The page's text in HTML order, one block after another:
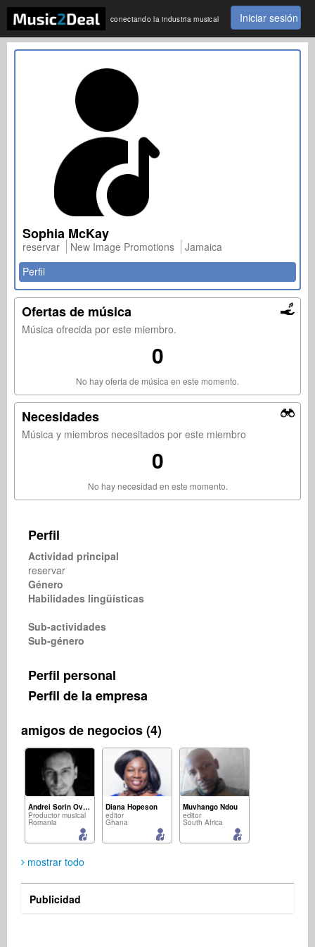
conectando la industria musical Iniciar sesión
Sophia McKay
reservar New Image Promotions
Jamaica
Perfil
Ofertas de música
Música ofrecida por este miembro.
0
No hay oferta de música en este momento.
Necesidades
Música y miembros necesitados por este miembro
0
No hay necesidad en este momento.
Perfil
Actividad principal
reservar
Género
Habilidades lingüísticas
Sub-actividades
Sub-género
Perfil personal
Perfil de la empresa
amigos de negocios (4)
Andrei Sorin Ovezea
Productor musical
Romania
Diana Hopeson
editor
Ghana
Muvhango Ndou
editor
South Africa
mostrar todo
Publicidad